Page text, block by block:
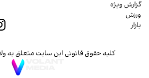
گزارش ویژه
ورزش
بازار
کلیه حقوق قانونی این سایت متعلق به